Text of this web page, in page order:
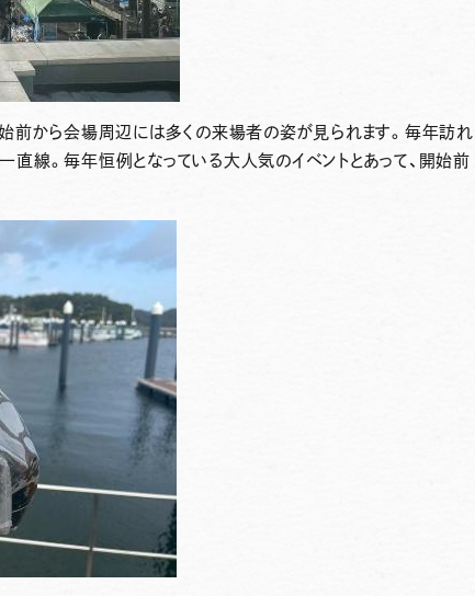
前から会場周辺には多くの来場者の姿が見られます。毎年訪れ
直線。毎年恒例となっている大人気のイベントとあって、開始前